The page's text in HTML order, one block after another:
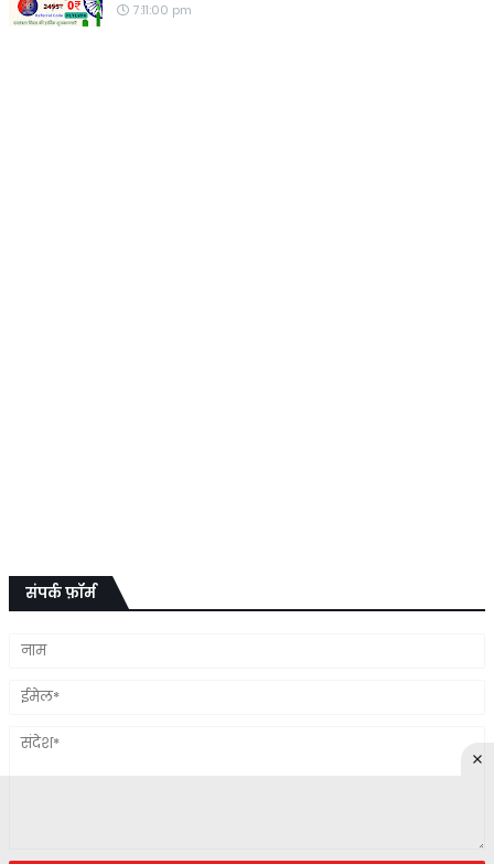
7:11:00 pm
संपर्क फ़ॉर्म